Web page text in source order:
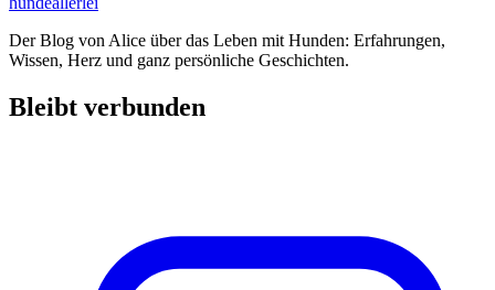
Der Blog von Alice über das Leben mit Hunden: Erfahrungen,
Wissen, Herz und ganz persönliche Geschichten.
Bleibt verbunden